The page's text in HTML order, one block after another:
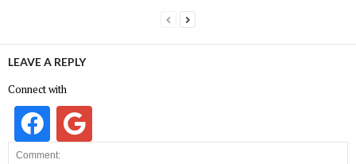
LEAVE A REPLY
Connect with